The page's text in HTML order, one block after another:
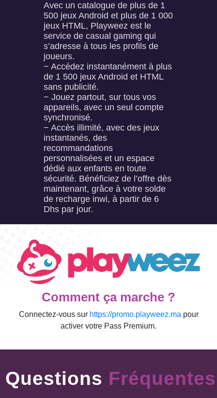
Avec un catalogue de plus de 1
500 jeux Android et plus de 1 000
jeux HTML, Playweez est le
service de casual gaming qui
s’adresse à tous les profils de
joueurs.
− Accédez instantanément à plus
de 1 500 jeux Android et HTML
sans publicité.
− Jouez partout, sur tous vos
appareils, avec un seul compte
synchronisé.
− Accès illimité, avec des jeux
instantanés, des
recommandations
personnalisées et un espace
dédié aux enfants en toute
sécurité. Bénéficiez de l’offre dès
maintenant, grâce à votre solde
de recharge inwi, à partir de 6
Dhs par jour.
Comment ça marche ?
Connectez-vous sur https://promo.playweez.ma pour
activer votre Pass Premium.
Questions Fréquentes